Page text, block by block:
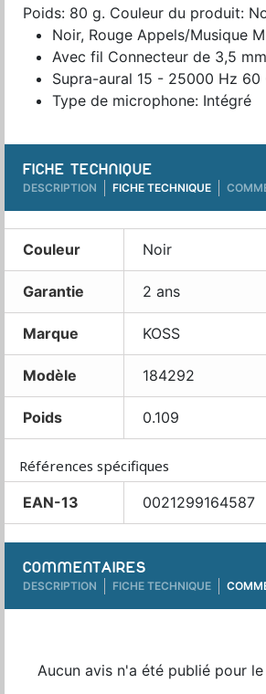
Poids: 80 g. Couleur du produit:
Noir, Rouge Appels/Musique
Avec fil Connecteur de 3,5 mm
Supra-aural 15 - 25000 Hz 60
Type de microphone: Intégré
FICHE TECHNIQUE
DESCRIPTION FICHE TECHNIQUE
Couleur Noir
Garantie 2 ans
Marque KOSS
Modèle 184292
Poids 0.109
Références spécifiques
EAN-13
0021299164587
COMMENTAIRES
DESCRIPTION FICHE TECHNIQUE
Aucun avis n'a été publié pour